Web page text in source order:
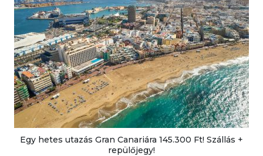
Egy hetes utazás Gran Canariára 145.300 Ft! Szállás +
repülőjegy!